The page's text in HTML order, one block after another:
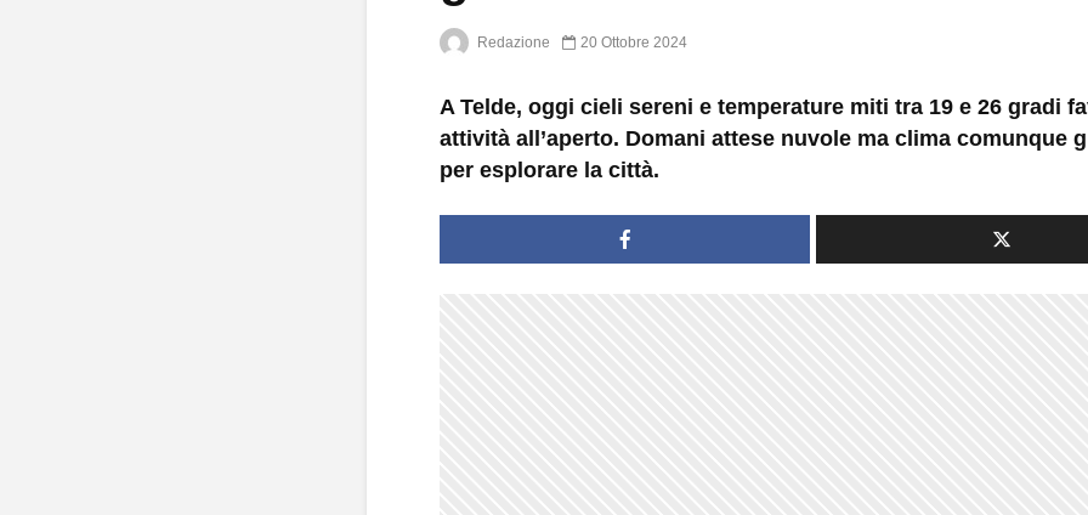
Redazione 20 Ottobre 2024
A Telde, oggi cieli sereni e temperature miti tra 19 e 26 gradi
attività all’aperto. Domani attese nuvole ma clima comunque
per esplorare la città.